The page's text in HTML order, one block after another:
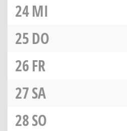
24MI
25DO
26FR
27SA
28SO